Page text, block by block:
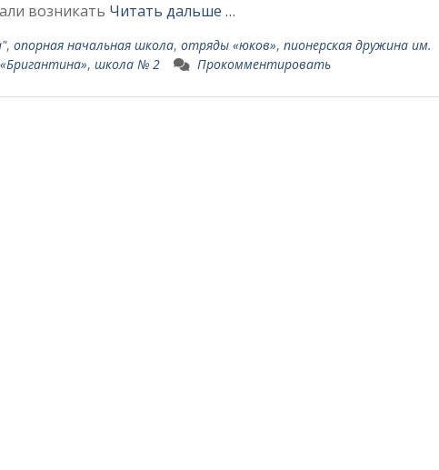
воз­никать Читать дальше …
, опорная начальная школа, отряды «юков», пионерская дружина им.
, школа № 2 Прокомментировать